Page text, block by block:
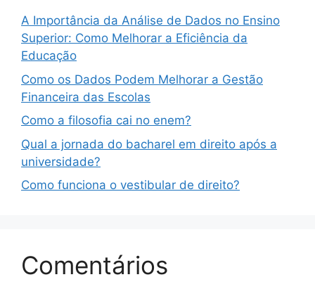
A Importância da Análise de Dados no Ensino
Superior: Como Melhorar a Eficiência da
Educação
Como os Dados Podem Melhorar a Gestão
Financeira das Escolas
Como a filosofia cai no enem?
Qual a jornada do bacharel em direito após a
universidade?
Como funciona o vestibular de direito?
Comentários